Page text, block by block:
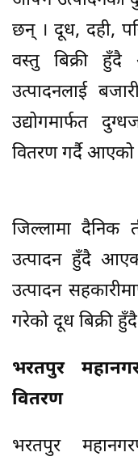
छन् । दूध, दही,
वस्तु बिक्री
उत्पादनलाई
उद्योगमार्फत
वितरण गर्दै
जिल्लामा
उत्पादन हुँदै
उत्पादन
गरेको दूध बिक्री
भरतपुर
वितरण
भरतपुर